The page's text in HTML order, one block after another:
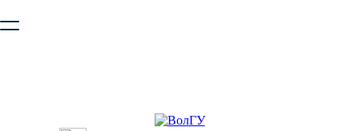
безопасную работу с сайтом. Пожалуйста